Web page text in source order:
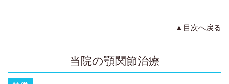
▲目次へ戻る
当院の顎関節治療